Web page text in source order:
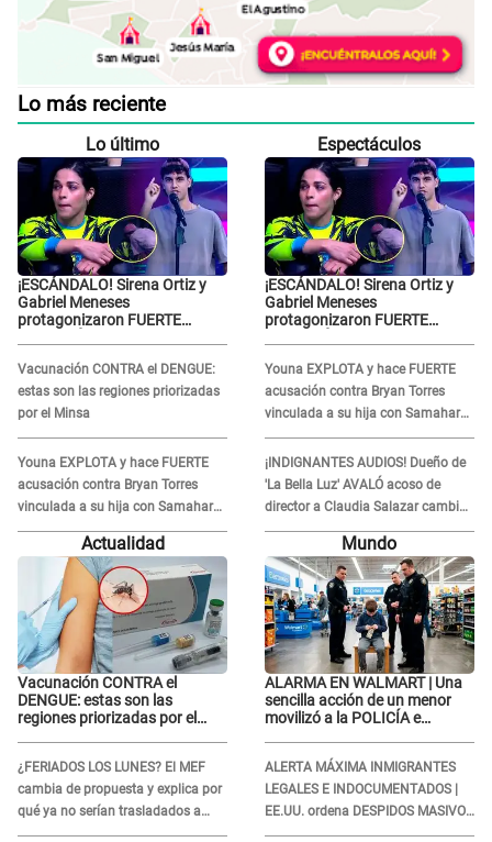
Lo más reciente
Lo último
¡ESCÁNDALO! Sirena Ortiz y
Gabriel Meneses
protagonizaron FUERTE
Vacunación CONTRA el DENGUE:
estas son las regiones priorizadas
por el Minsa
Youna EXPLOTA y hace FUERTE
acusación contra Bryan Torres
vinculada a su hija con Samahara
Lobatón: "Le volvió a..."
Espectáculos
¡ESCÁNDALO! Sirena Ortiz y
Gabriel Meneses
protagonizaron FUERTE
Youna EXPLOTA y hace FUERTE
acusación contra Bryan Torres
vinculada a su hija con Samahara
Lobatón: "Le volvió a..."
¡INDIGNANTES AUDIOS! Dueño de
'La Bella Luz' AVALÓ acoso de
director a Claudia Salazar cambio
de darle TEMAS musicales:
Actualidad
Vacunación CONTRA el
DENGUE: estas son las
regiones priorizadas por el
¿FERIADOS LOS LUNES? El MEF
cambia de propuesta y explica por
qué ya no serían trasladados a
viernes
Mundo
ALARMA EN WALMART | Una
sencilla acción de un menor
movilizó a la POLICÍA e
ALERTA MÁXIMA INMIGRANTES
LEGALES E INDOCUMENTADOS |
EE.UU. ordena DESPIDOS MASIVOS
y DEPORTACIONES a estos